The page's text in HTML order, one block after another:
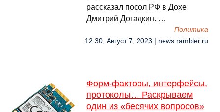
рассказал посол РФ в Дохе
Дмитрий Догадкин. …
Политика
12:30, Август 7, 2023 | news.rambler.ru
Форм-факторы, интерфейсы,
протоколы… Раскрываем
один из «бесячих вопросов»